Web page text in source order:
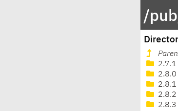
/
2.7.1
2.8.0
2.8.1
2.8.2
2.8.3